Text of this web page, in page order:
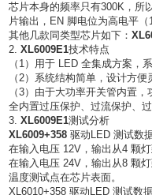
芯片本身的频率只有300K，所
片输出，EN 脚电位为高电平
其他几款同类型芯片如下：
2. XL6009E1技术特点
（1）用于 LED 全集成方案，
（2）系统结构简单，设计方
（3）由于大功率开关管内置
全内置过压保护、过流保护、
3. XL6009E1测试分析
XL6009+358 驱动LED 测试数
在输入电压 12V，输出从4 颗
在输入电压 24V，输出从8 颗
温度测试点在芯片表面。
XL6010+358 驱动LED 测试数